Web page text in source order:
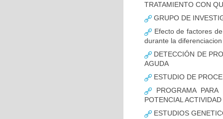
TRATAMIENTO CON
GRUPO DE
Efecto de factores
durante la
DETECCIÓN DE
AGUDA
ESTUDIO DE
PROGRAMA
POTENCIAL
ESTUDIOS